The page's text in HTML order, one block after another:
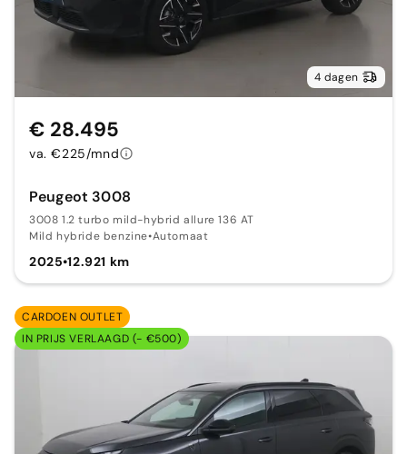
4 dagen
Peugeot 3008
3008 1.2 turbo mild-hybrid allure 136 AT
Mild hybride benzine•Automaat
2025•12.921 km
€ 28.495
va. €225/mnd
CARDOEN OUTLET
IN PRIJS VERLAAGD (- €500)